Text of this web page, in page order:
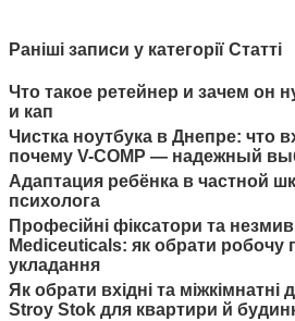
Раніші записи у категорії Статті
Что такое ретейнер и зачем он
и кап
Чистка ноутбука в Днепре: что
почему V-COMP — надежный
Адаптация ребёнка в частной
психолога
Професійні фіксатори та
Mediceuticals: як обрати
укладання
Як обрати вхідні та міжкімнатні
Stroy Stok для квартири й